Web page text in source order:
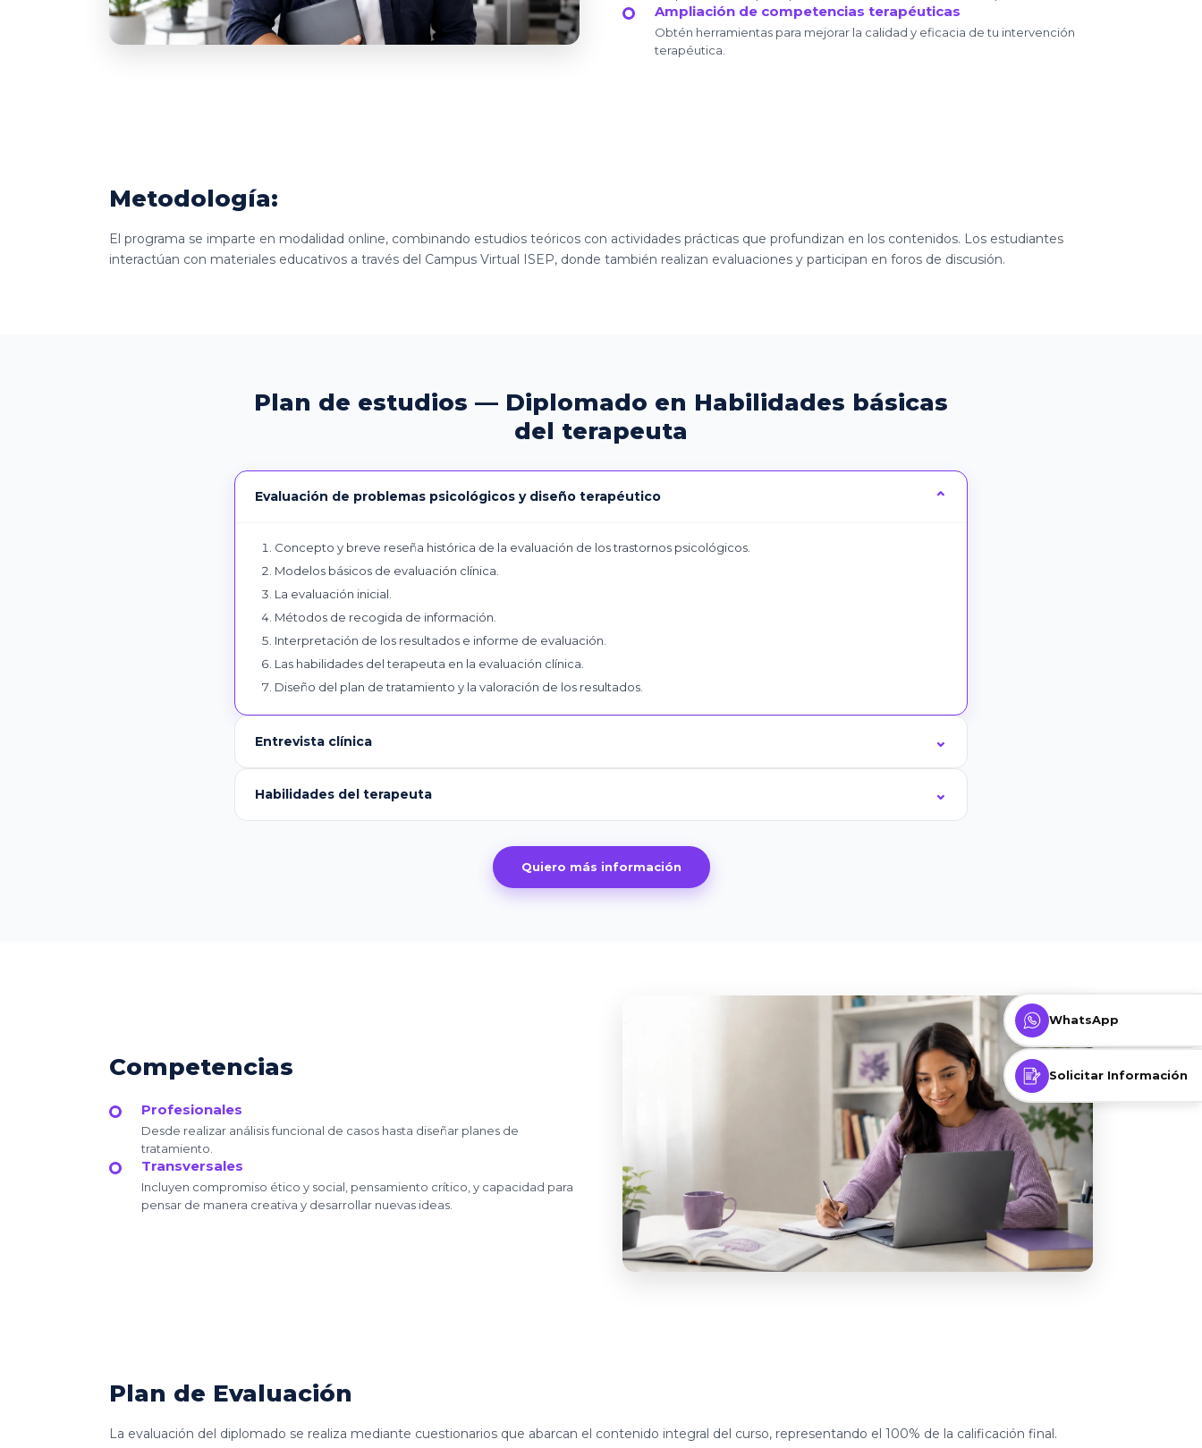
Ampliación de competencias terapéuticas
Obtén herramientas para mejorar la calidad y eficacia de tu intervención
terapéutica.
Metodología:
El programa se imparte en modalidad online, combinando estudios teóricos con actividades prácticas que profundizan en los contenidos. Los estudiantes
interactúan con materiales educativos a través del Campus Virtual ISEP, donde también realizan evaluaciones y participan en foros de discusión.
Plan de estudios — Diplomado en Habilidades básicas
del terapeuta
Evaluación de problemas psicológicos y diseño terapéutico
Concepto y breve reseña histórica de la evaluación de los trastornos psicológicos.
Modelos básicos de evaluación clínica.
La evaluación inicial.
Métodos de recogida de información.
Interpretación de los resultados e informe de evaluación.
Las habilidades del terapeuta en la evaluación clínica.
Diseño del plan de tratamiento y la valoración de los resultados.
Entrevista clínica
Habilidades del terapeuta
Quiero más información
Competencias
Profesionales
Desde realizar análisis funcional de casos hasta diseñar planes de
tratamiento.
Transversales
Incluyen compromiso ético y social, pensamiento crítico, y capacidad para
pensar de manera creativa y desarrollar nuevas ideas.
Plan de Evaluación
La evaluación del diplomado se realiza mediante cuestionarios que abarcan el contenido integral del curso, representando el 100% de la calificación final.
WhatsApp
Solicitar Información